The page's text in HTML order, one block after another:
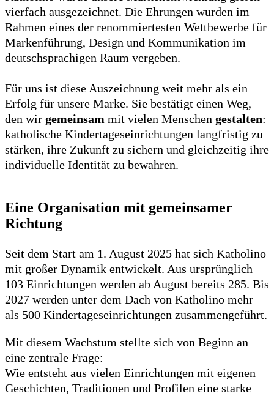
vierfach ausgezeichnet. Die Ehrungen wurden im
Rahmen eines der renommiertesten Wettbewerbe für
Markenführung, Design und Kommunikation im
deutschsprachigen Raum vergeben.
Für uns ist diese Auszeichnung weit mehr als ein
Erfolg für unsere Marke. Sie bestätigt einen Weg,
den wir gemeinsam mit vielen Menschen gestalten:
katholische Kindertageseinrichtungen langfristig zu
stärken, ihre Zukunft zu sichern und gleichzeitig ihre
individuelle Identität zu bewahren.
Eine Organisation mit gemeinsamer
Richtung
Seit dem Start am 1. August 2025 hat sich Katholino
mit großer Dynamik entwickelt. Aus ursprünglich
103 Einrichtungen werden ab August bereits 285. Bis
2027 werden unter dem Dach von Katholino mehr
als 500 Kindertageseinrichtungen zusammengeführt.
Mit diesem Wachstum stellte sich von Beginn an
eine zentrale Frage:
Wie entsteht aus vielen Einrichtungen mit eigenen
Geschichten, Traditionen und Profilen eine starke